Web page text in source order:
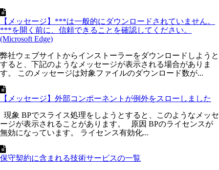
【メッセージ】***は一般的にダウンロードされていません。
***を開く前に、信頼できることを確認してください。
(Microsoft Edge)
弊社ウェブサイトからインストーラーをダウンロードしようと
すると、下記のようなメッセージが表示される場合がありま
す。 このメッセージは対象ファイルのダウンロード数が...
【メッセージ】外部コンポーネントが例外をスローしました
現象 BPでスライス処理をしようとすると、このようなメッセ
ージが表示されることがあります。 原因 BPのライセンスが
無効になっています。 ライセンス有効化...
保守契約に含まれる技術サービスの一覧